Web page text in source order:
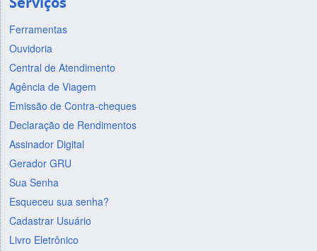
Ferramentas
Ouvidoria
Central de Atendimento
Agência de Viagem
Emissão de Contra-cheques
Declaração de Rendimentos
Assinador Digital
Gerador GRU
Sua Senha
Esqueceu sua senha?
Cadastrar Usuário
Livro Eletrônico